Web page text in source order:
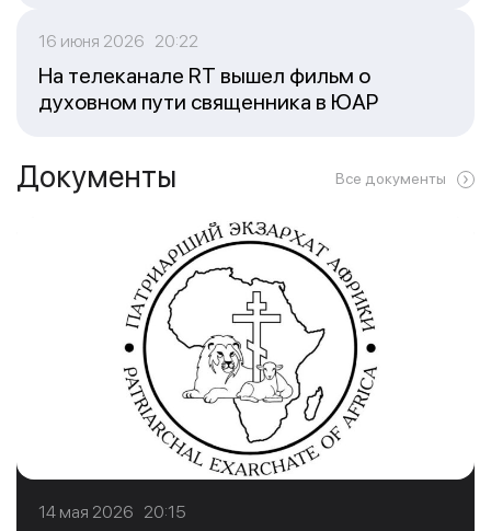
16 июня 2026 20:22
На телеканале RT вышел фильм о
духовном пути священника в ЮАР
Документы Все документы
14 мая 2026 20:15